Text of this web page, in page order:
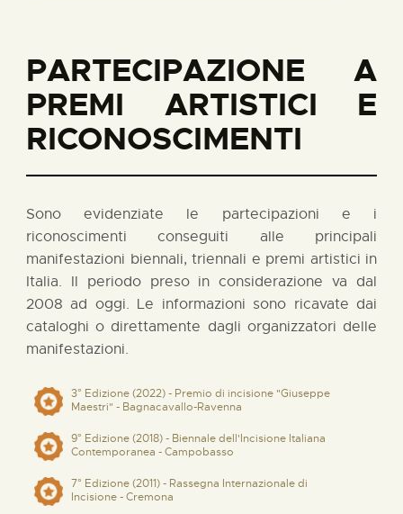
PARTECIPAZIONE A
PREMI ARTISTICI E
RICONOSCIMENTI
Sono evidenziate le partecipazioni e i
riconoscimenti conseguiti alle principali
manifestazioni biennali, triennali e premi artistici in
Italia. Il periodo preso in considerazione va dal
2008 ad oggi. Le informazioni sono ricavate dai
cataloghi o direttamente dagli organizzatori delle
manifestazioni.
3° Edizione (2022) - Premio di incisione "Giuseppe
Maestri" - Bagnacavallo-Ravenna
9° Edizione (2018) - Biennale dell'Incisione Italiana
Contemporanea - Campobasso
7° Edizione (2011) - Rassegna Internazionale di
Incisione - Cremona